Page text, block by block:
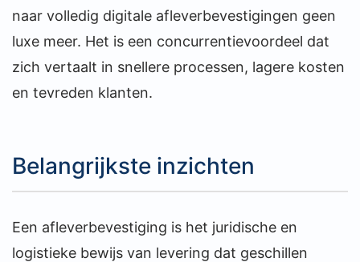
naar volledig digitale afleverbevestigingen geen
luxe meer. Het is een concurrentievoordeel dat
zich vertaalt in snellere processen, lagere kosten
en tevreden klanten.
Belangrijkste inzichten
Een afleverbevestiging is het juridische en
logistieke bewijs van levering dat geschillen